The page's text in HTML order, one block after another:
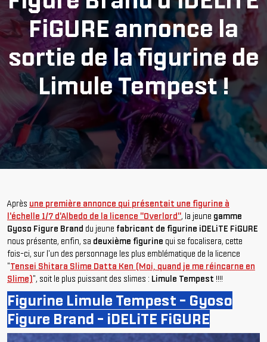
FiGURE annonce la
sortie de la figurine de
Limule Tempest !
Après une première annonce qui présentait une figurine à
l'échelle 1/7 d'Albedo de la licence "Overlord", la jeune gamme
Gyoso Figure Brand du jeune fabricant de figurine iDELiTE FiGURE
nous présente, enfin, sa deuxième figurine qui se focalisera, cette
fois-ci, sur l'un des personnage les plus emblématique de la licence
"Tensei Shitara Slime Datta Ken (Moi, quand je me réincarne en
Slime)", soit le plus puissant des slimes : Limule Tempest !!!!
Figurine Limule Tempest - Gyoso
Figure Brand - iDELiTE FiGURE